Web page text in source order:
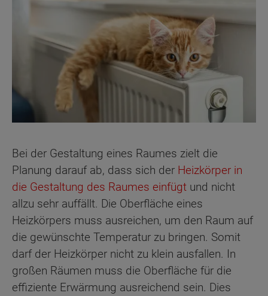
Bei der Gestaltung eines Raumes zielt die
Planung darauf ab, dass sich der Heizkörper in
die Gestaltung des Raumes einfügt und nicht
allzu sehr auffällt. Die Oberfläche eines
Heizkörpers muss ausreichen, um den Raum auf
die gewünschte Temperatur zu bringen. Somit
darf der Heizkörper nicht zu klein ausfallen. In
großen Räumen muss die Oberfläche für die
effiziente Erwärmung ausreichend sein. Dies